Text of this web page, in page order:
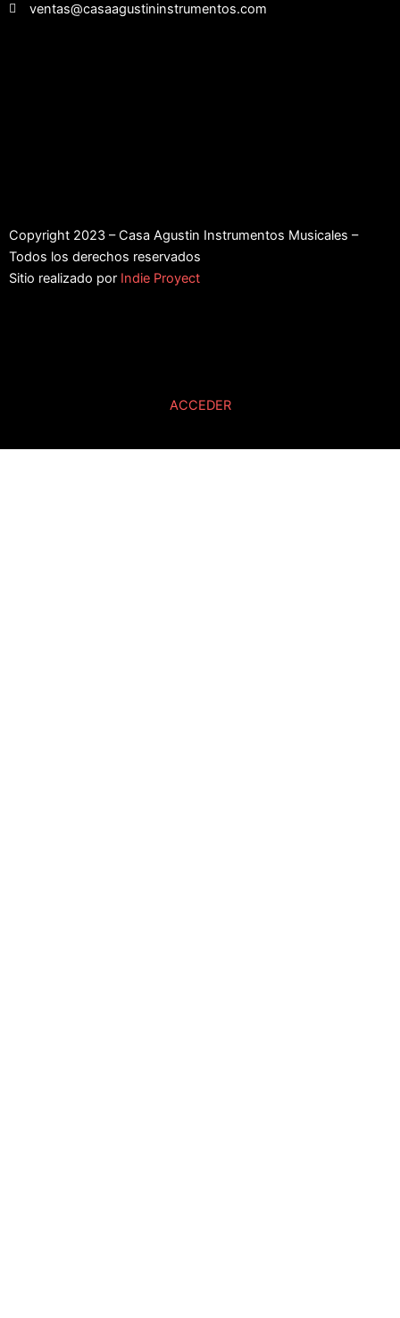
ventas@casaagustininstrumentos.com
Copyright 2023 – Casa Agustin Instrumentos Musicales –
Todos los derechos reservados
Sitio realizado por Indie Proyect
ACCEDER